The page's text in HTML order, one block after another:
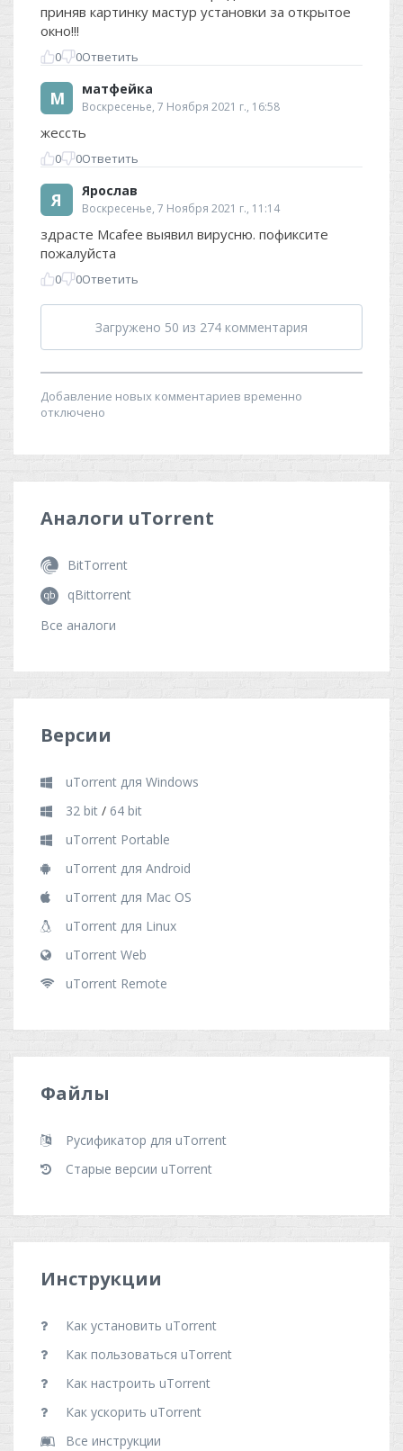
Аналоги uTorrent
BitTorrent
qBittorrent
Все аналоги
Версии
uTorrent для Windows
32 bit / 64 bit
uTorrent Portable
uTorrent для Android
uTorrent для Mac OS
uTorrent для Linux
uTorrent Web
uTorrent Remote
Файлы
Русификатор для uTorrent
Старые версии uTorrent
Инструкции
Как установить uTorrent
Как пользоваться uTorrent
Как настроить uTorrent
Как ускорить uTorrent
Все инструкции